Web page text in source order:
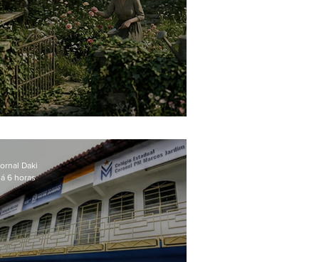
Daki
6 horas